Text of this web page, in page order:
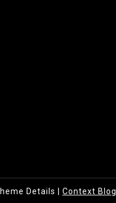
Details Context Blog